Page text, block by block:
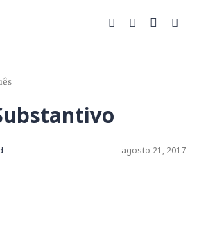
agosto 21, 2017